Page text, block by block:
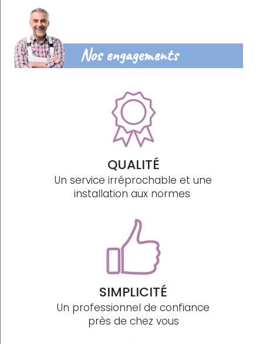
Nos engagements
QUALITÉ
Un service irréprochable et une
installation aux normes
SIMPLICITÉ
Un professionnel de confiance
près de chez vous